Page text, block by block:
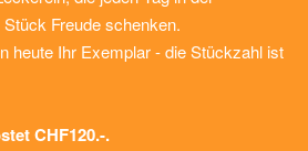
Freude schenken.
heute Ihr Exemplar - die Stückzahl ist
CHF120.-.